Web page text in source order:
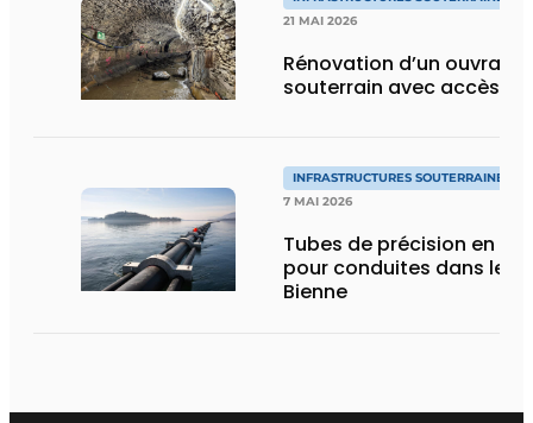
21 MAI 2026
Rénovation d’un ouvrage
souterrain avec accès
INFRASTRUCTURES SOUTERRAINES
7 MAI 2026
Tubes de précision en PE
pour conduites dans le
Bienne